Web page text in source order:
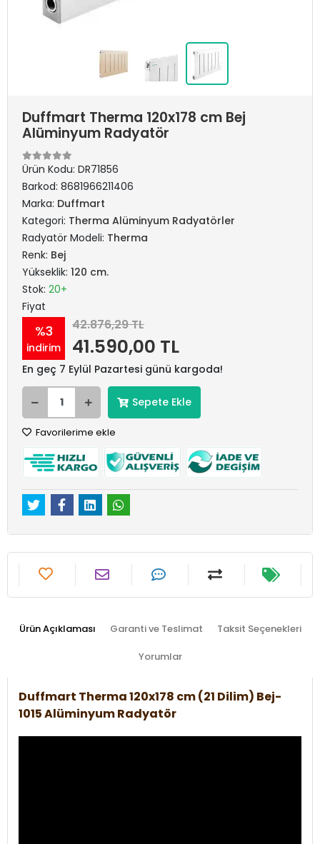
Duffmart Therma 120x178 cm Bej
Alüminyum Radyatör
Ürün Kodu: DR71856
Barkod: 8681966211406
Marka: Duffmart
Kategori: Therma Alüminyum Radyatörler
Radyatör Modeli: Therma
Renk: Bej
Yükseklik: 120 cm.
Stok: 20+
Fiyat
%3
indirim
42.876,29 TL
41.590,00 TL
En geç 7 Eylül Pazartesi günü kargoda!
Sepete Ekle
Favorilerime ekle
Ürün Açıklaması Garanti ve Teslimat Taksit Seçenekleri
Yorumlar
Duffmart Therma 120x178 cm (21 Dilim) Bej-
1015 Alüminyum Radyatör